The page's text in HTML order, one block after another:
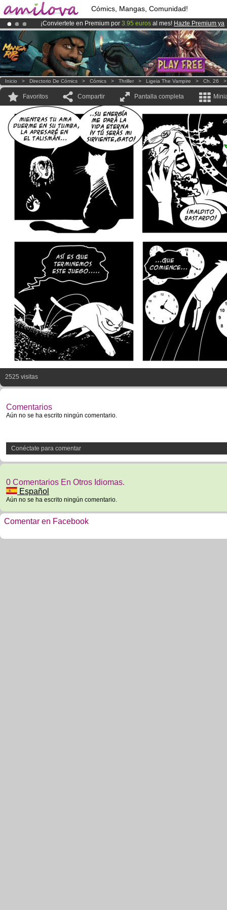
Cómics, Mangas, Comunidad!
¡Conviertete en Premium por 3.95 euros al mes! Hazte Premium ya
¡Ya tenemos 100000miembrosy 1000Cómics y Mangas!.
El Kickstarter Amilova está desormado lanzado!.
Inicio > Directorio De Cómics > Cómics > Thriller > Ligeia The Vampire > Ch. 26
Favoritos Compartir Pantalla completa
2525 visitas
Comentarios
Aún no se ha escrito ningún comentario.
Conéctate para comentar
0 Comentarios En Otros Idiomas.
Español
Aún no se ha escrito ningún comentario.
Comentar en Facebook